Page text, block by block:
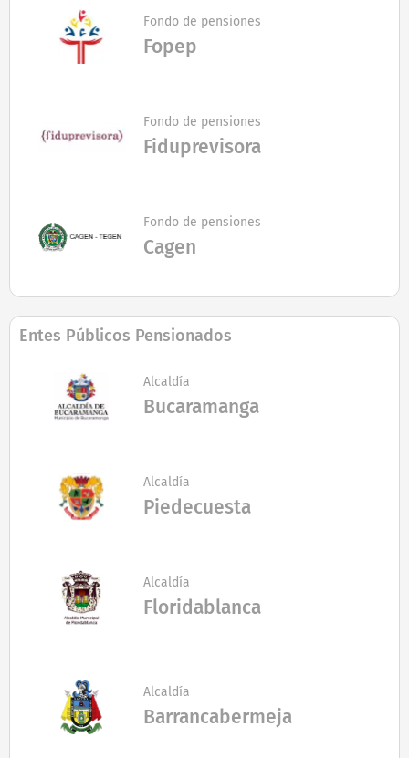
Fondo de pensiones
Fopep
Fondo de pensiones
Fiduprevisora
Fondo de pensiones
Cagen
Entes Públicos Pensionados
Alcaldía
Bucaramanga
Alcaldía
Piedecuesta
Alcaldía
Floridablanca
Alcaldía
Barrancabermeja